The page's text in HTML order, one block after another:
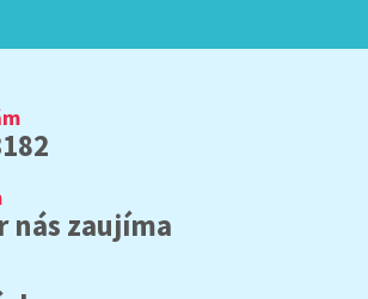
nás zaujíma